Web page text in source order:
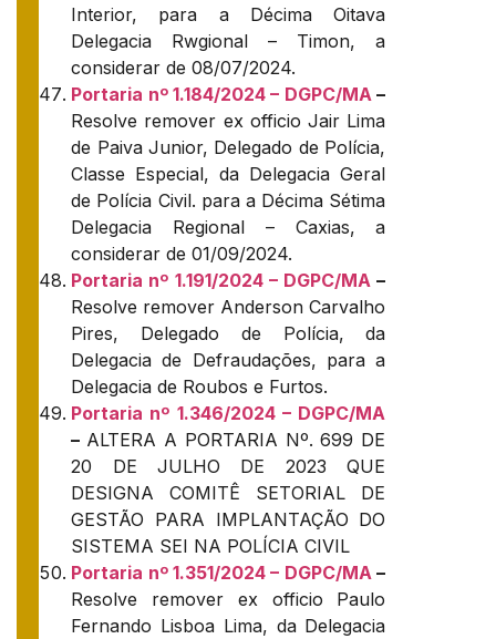
Interior, para a Décima Oitava
Delegacia Rwgional – Timon, a
considerar de 08/07/2024.
Portaria nº 1.184/2024 – DGPC/MA –
Resolve remover ex officio Jair Lima
de Paiva Junior, Delegado de Polícia,
Classe Especial, da Delegacia Geral
de Polícia Civil. para a Décima Sétima
Delegacia Regional – Caxias, a
considerar de 01/09/2024.
Portaria nº 1.191/2024 – DGPC/MA –
Resolve remover Anderson Carvalho
Pires, Delegado de Polícia, da
Delegacia de Defraudações, para a
Delegacia de Roubos e Furtos.
Portaria nº 1.346/2024 – DGPC/MA
– ALTERA A PORTARIA Nº. 699 DE
20 DE JULHO DE 2023 QUE
DESIGNA COMITÊ SETORIAL DE
GESTÃO PARA IMPLANTAÇÃO DO
SISTEMA SEI NA POLÍCIA CIVIL
Portaria nº 1.351/2024 – DGPC/MA –
Resolve remover ex officio Paulo
Fernando Lisboa Lima, da Delegacia